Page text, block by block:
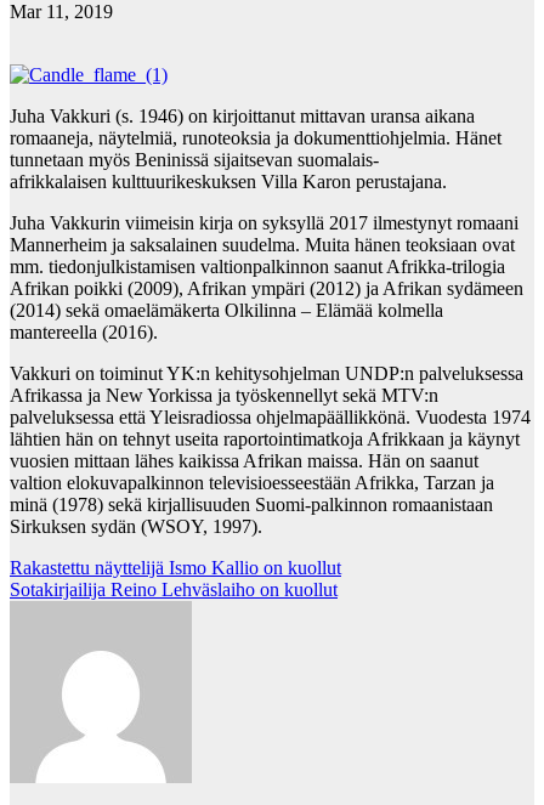
Mar 11, 2019
Juha Vakkuri (s. 1946) on kirjoittanut mittavan uransa aikana
romaaneja, näytelmiä, runoteoksia ja dokumenttiohjelmia. Hänet
tunnetaan myös Beninissä sijaitsevan suomalais-
afrikkalaisen kulttuurikeskuksen Villa Karon perustajana.
Juha Vakkurin viimeisin kirja on syksyllä 2017 ilmestynyt romaani
Mannerheim ja saksalainen suudelma. Muita hänen teoksiaan ovat
mm. tiedonjulkistamisen valtionpalkinnon saanut Afrikka-trilogia
Afrikan poikki (2009), Afrikan ympäri (2012) ja Afrikan sydämeen
(2014) sekä omaelämäkerta Olkilinna – Elämää kolmella
mantereella (2016).
Vakkuri on toiminut YK:n kehitysohjelman UNDP:n palveluksessa
Afrikassa ja New Yorkissa ja työskennellyt sekä MTV:n
palveluksessa että Yleisradiossa ohjelmapäällikkönä. Vuodesta 1974
lähtien hän on tehnyt useita raportointimatkoja Afrikkaan ja käynyt
vuosien mittaan lähes kaikissa Afrikan maissa. Hän on saanut
valtion elokuvapalkinnon televisioesseestään Afrikka, Tarzan ja
minä (1978) sekä kirjallisuuden Suomi-palkinnon romaanistaan
Sirkuksen sydän (WSOY, 1997).
Post
navigation
Rakastettu näyttelijä Ismo Kallio on kuollut
Sotakirjailija Reino Lehväslaiho on kuollut